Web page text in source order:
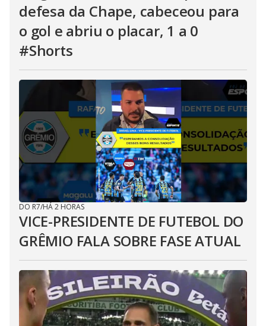
defesa da Chape, cabeceou para
o gol e abriu o placar, 1 a 0
#Shorts
DO R7/HÁ 2 HORAS
VICE-PRESIDENTE DE FUTEBOL DO
GRÊMIO FALA SOBRE FASE ATUAL